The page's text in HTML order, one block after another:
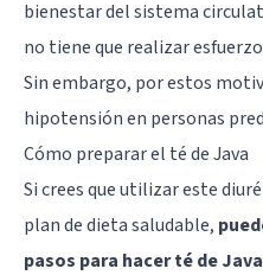
bienestar del sistema
no tiene que realizar
Sin embargo, por estos
hipotensión en personas
Cómo preparar el té de Java
Si crees que utilizar este
plan de dieta saludable,
pasos para hacer té de Java